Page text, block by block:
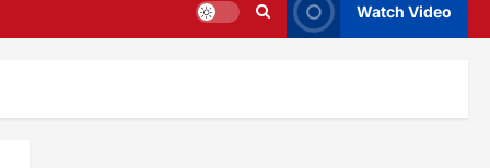
Watch Video